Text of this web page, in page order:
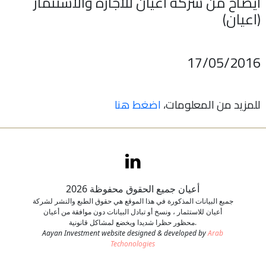
(اعيان)
17/05/2016
للمزيد من المعلومات،اضغط هنا
أعيان جميع الحقوق محفوظة 2026
جميع البيانات المذكورة في هذا الموقع هي حقوق الطبع والنشر لشركة
أعيان للاستثمار ، ونسخ أو تبادل البيانات دون موافقة من أعيان
محظور حظرا شديدا ويخضع لمشاكل قانونية.
Aayan Investment website designed & developed byArab
Techonologies
اتصل بنا
طلب وظيفة